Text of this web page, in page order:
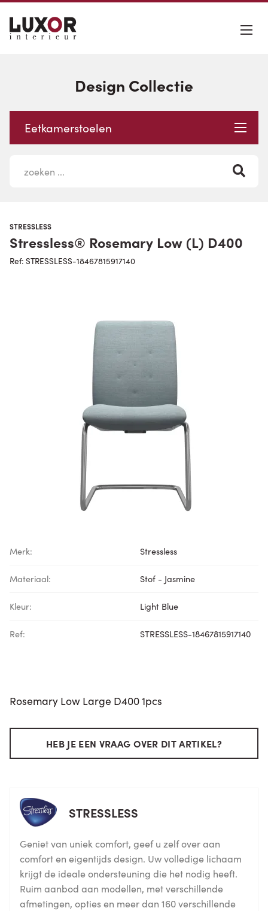
Design Collectie
Eetkamerstoelen
STRESSLESS
Stressless® Rosemary Low (L) D400
Ref: STRESSLESS-18467815917140
Merk: Stressless
Materiaal: Stof - Jasmine
Kleur: Light Blue
Ref: STRESSLESS-18467815917140
Rosemary Low Large D400 1pcs
HEB JE EEN VRAAG OVER DIT ARTIKEL?
STRESSLESS
Geniet van uniek comfort, geef u zelf over aan
comfort en eigentijds design. Uw volledige lichaam
krijgt de ideale ondersteuning die het nodig heeft.
Ruim aanbod aan modellen, met verschillende
afmetingen, opties en meer dan 160 verschillende